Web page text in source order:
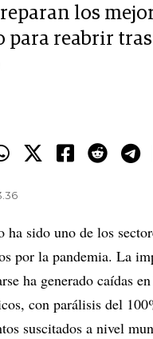
los
para reabrir
ha sido uno de los
por la pandemia. La
ha generado caídas
con parálisis del
suscitados a nivel